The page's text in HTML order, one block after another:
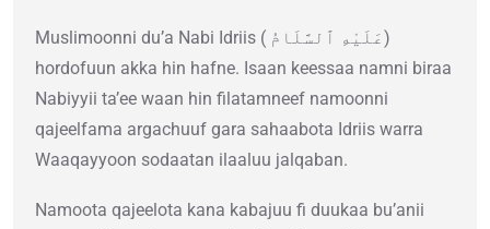
Muslimoonni du’a Nabi Idriis ( عَلَيْهِ ٱلسَّلَامُ)
hordofuun akka hin hafne. Isaan keessaa namni biraa
Nabiyyii ta’ee waan hin filatamneef namoonni
qajeelfama argachuuf gara sahaabota Idriis warra
Waaqayyoon sodaatan ilaaluu jalqaban.
Namoota qajeelota kana kabajuu fi duukaa bu’anii